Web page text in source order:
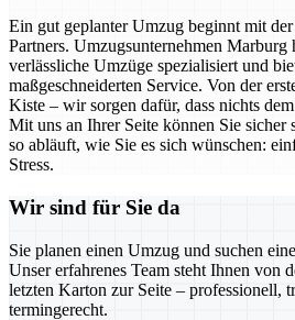
Ein gut geplanter Umzug beginnt mit
Partners. Umzugsunternehmen Marburg
verlässliche Umzüge spezialisiert und
maßgeschneiderten Service. Von der
Kiste – wir sorgen dafür, dass nichts
Mit uns an Ihrer Seite können Sie sicher
so abläuft, wie Sie es sich wünschen:
Stress.
Wir sind für Sie da
Sie planen einen Umzug und suchen
Unser erfahrenes Team steht Ihnen von
letzten Karton zur Seite – professionell,
termingerecht.